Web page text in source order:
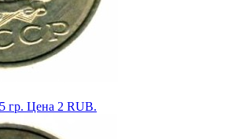
гр. Цена 2 RUB.